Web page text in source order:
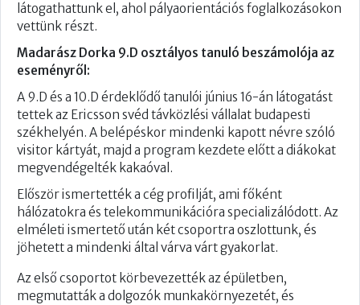
látogathattunk el, ahol pályaorientációs foglalkozásokon
vettünk részt.
Madarász Dorka 9.D osztályos tanuló beszámolója az
eseményről:
A 9.D és a 10.D érdeklődő tanulói június 16-án látogatást
tettek az Ericsson svéd távközlési vállalat budapesti
székhelyén. A belépéskor mindenki kapott névre szóló
visitor kártyát, majd a program kezdete előtt a diákokat
megvendégelték kakaóval.
Először ismertették a cég profilját, ami főként
hálózatokra és telekommunikációra specializálódott. Az
elméleti ismertető után két csoportra oszlottunk, és
jöhetett a mindenki által várva várt gyakorlat.
Az első csoportot körbevezették az épületben,
megmutatták a dolgozók munkakörnyezetét, és